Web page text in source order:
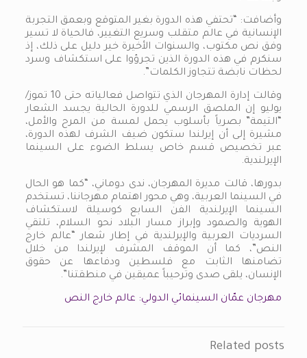
وأضافت: “تحتفي هذه الدورة بغير المتوقع وبعمق التجربة
الإنسانية في عالم متقلب وسريع التغيير، فالحياة لا تسير
وفق نص مكتوب، والسنوات الأخيرة خير دليل على ذلك، إذ
سنكرم في هذه الدورة الذين تجرؤوا على استكشاف وسرد
لحظات نابضة تتجاوز الكلمات”.
وقالت إدارة المهرجان الذي تتواصل فعالياته حتى 10 تموز/
يوليو إن الملصق الرسمي للدورة الحالية يجسد الشعار
“التيمة” بصرياً بأسلوب يحمل لمسة من المرح والأمل،
مشيرة إلى أن إيرلندا ستكون ضيف الشرف لهذه الدورة،
عبر تخصيص قسم خاص يسلط الضوء على السينما
الإيرلندية.
بدورها، قالت مديرة المهرجان، ندى دوماني، “كما هو الحال
في السينما العربية، وهي محور اهتمام مهرجاننا، تستخدم
السينما الإيرلندية الفن السابع كوسيلة لاستكشاف
الهوية والصمود وإبراز مسار البلاد نحو السلام، تلتقي
السرديات العربية والإيرلندية في إطار شعار “عالم خارج
النص”، كما أن الموقف المشرف لإيرلندا من خلال
تضامنها الثابت مع فلسطين ودفاعها عن حقوق
الإنسان، يلقى صدى وترحيباً عميقين في منطقتنا”.
مهرجان عمّان السينمائي الدولي: عالم خارج النص
Related posts